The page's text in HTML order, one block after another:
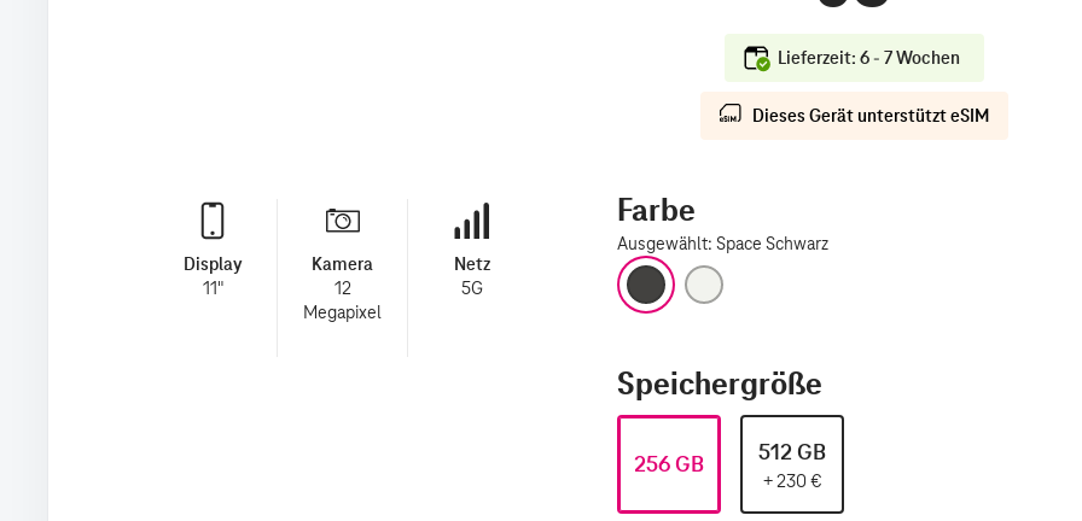
Display
11"
Kamera
12
Megapixel
Netz
5G
Lieferzeit: 6 - 7 Wochen
Dieses Gerät unterstützt eSIM
Farbe
Ausgewählt: Space Schwarz
Space Schwarz
Speichergröße
256 GB 512 GB
+230 €